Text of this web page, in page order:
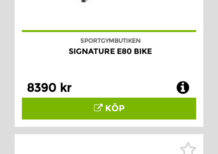
SPORTGYMBUTIKEN
SIGNATURE E80 BIKE
8390 kr
KÖP